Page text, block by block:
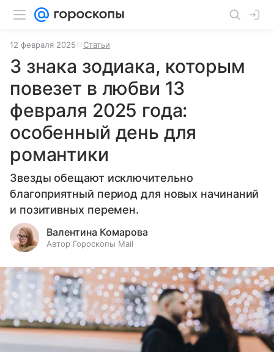
12 февраля 2025 Статьи
3 знака зодиака, которым
повезет в любви 13
февраля 2025 года:
особенный день для
романтики
Звезды обещают исключительно
благоприятный период для новых начинаний
и позитивных перемен.
Валентина Комарова
Автор Гороскопы Mail